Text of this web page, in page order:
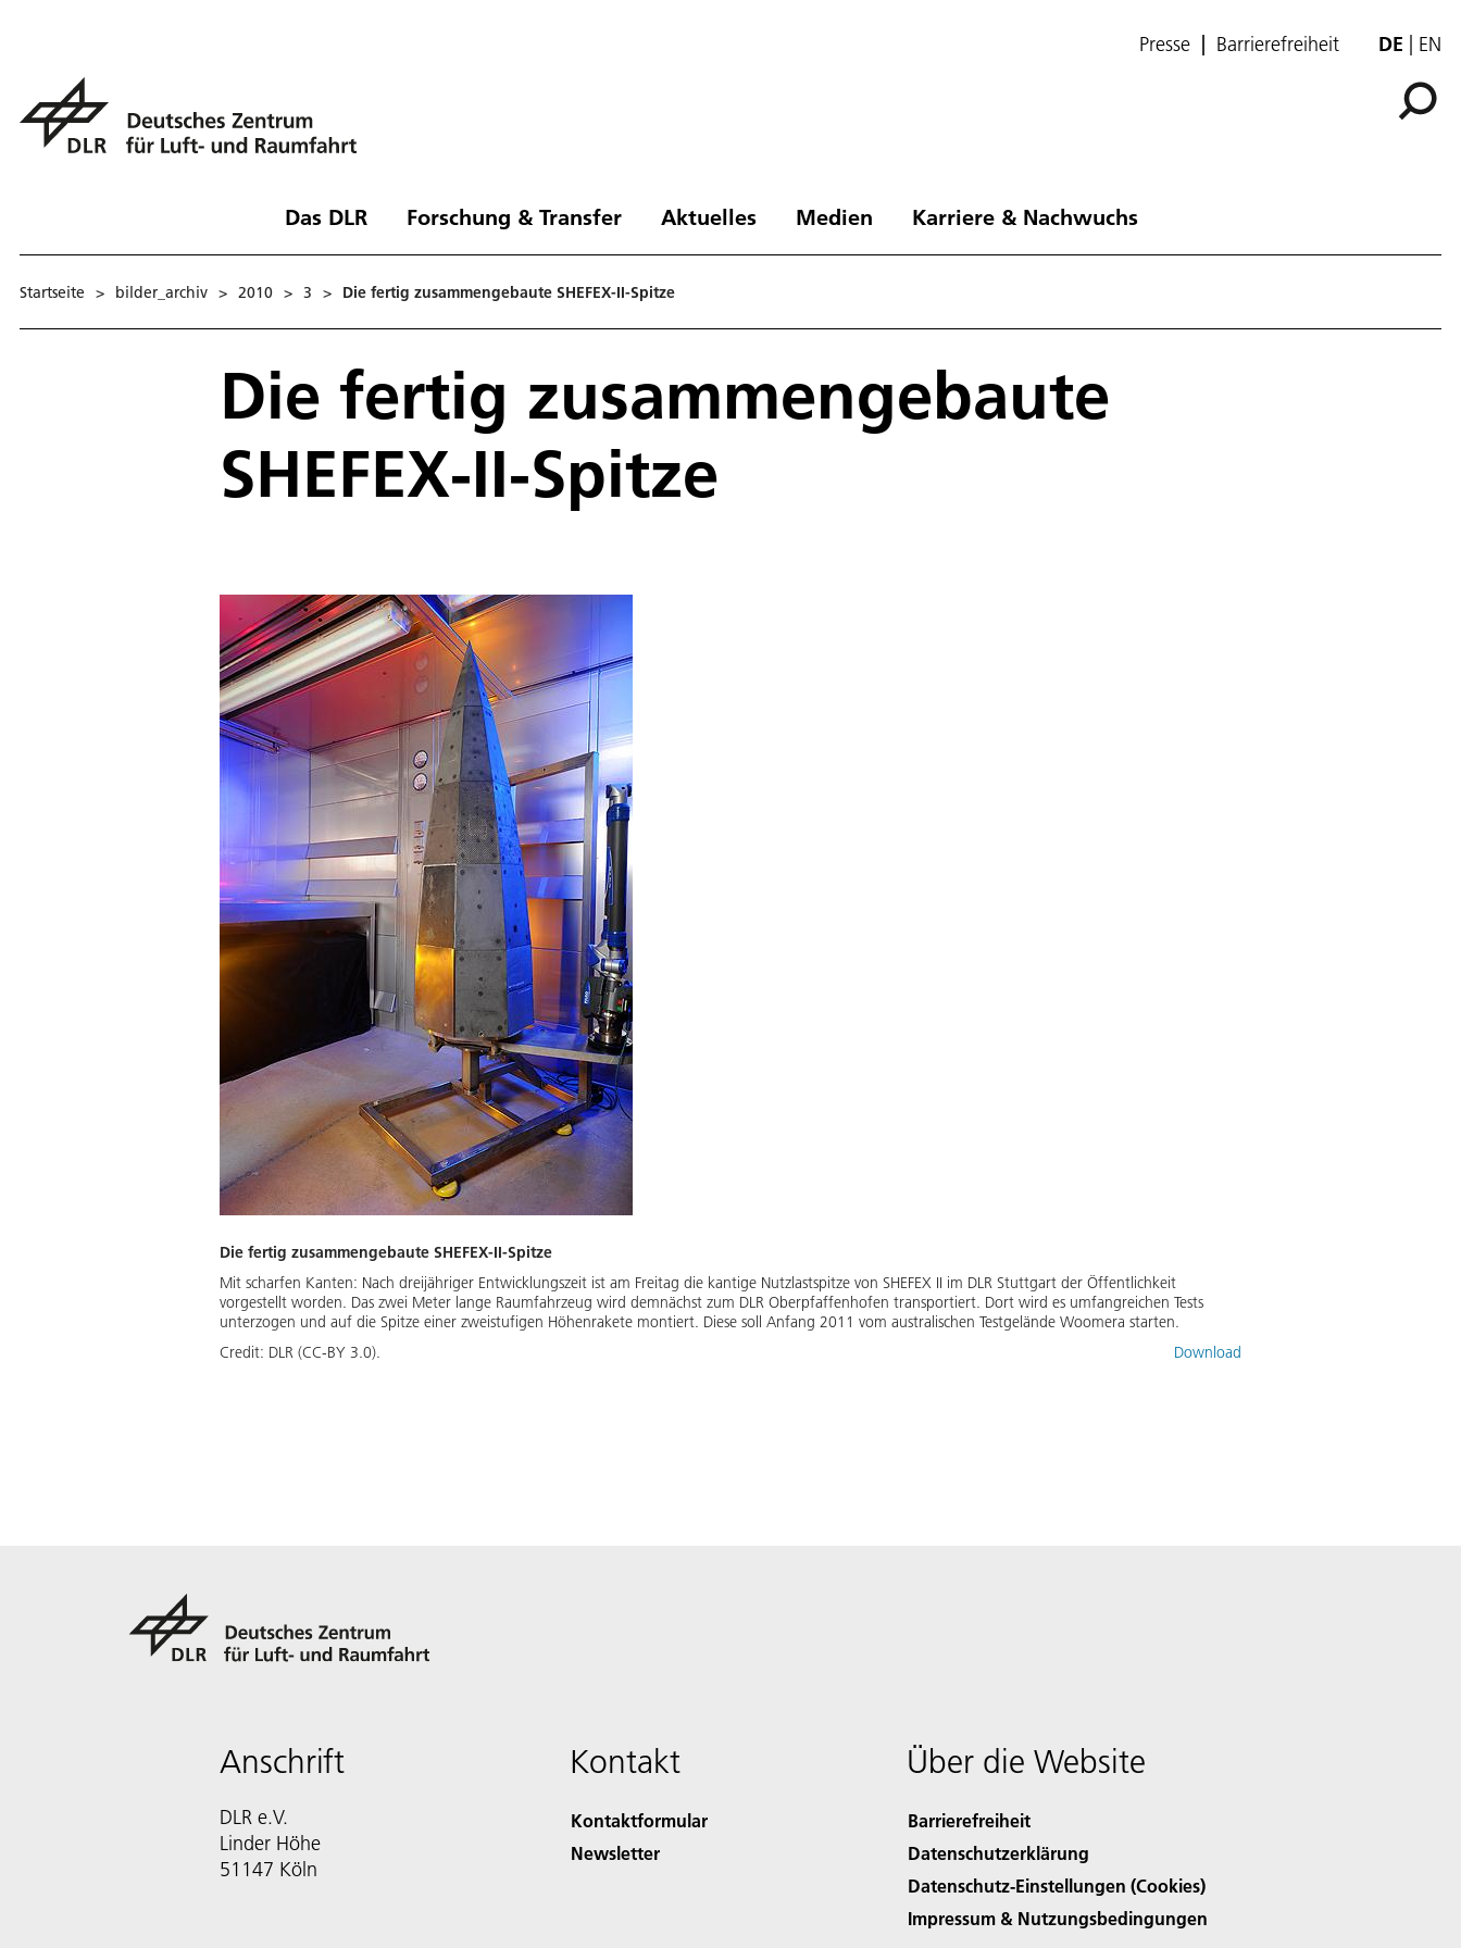
Presse Barrierefreiheit DE EN
Das DLR Forschung & Transfer Aktuelles Medien Karriere & Nachwuchs
Startseite > bilder_archiv > 2010 > 3 > Die fertig zusammengebaute SHEFEX-II-Spitze
Die fertig zusammengebaute
SHEFEX-II-Spitze
Die fertig zusammengebaute SHEFEX-II-Spitze
Mit scharfen Kanten: Nach dreijähriger Entwicklungszeit ist am Freitag die kantige Nutzlastspitze von SHEFEX II im DLR Stuttgart der Öffentlichkeit
vorgestellt worden. Das zwei Meter lange Raumfahrzeug wird demnächst zum DLR Oberpfaffenhofen transportiert. Dort wird es umfangreichen Tests
unterzogen und auf die Spitze einer zweistufigen Höhenrakete montiert. Diese soll Anfang 2011 vom australischen Testgelände Woomera starten.
Credit: DLR (CC-BY 3.0). Download
Anschrift
DLR e.V.
Linder Höhe
51147 Köln
Kontakt
Kontaktformular
Newsletter
Über die Website
Barrierefreiheit
Datenschutzerklärung
Datenschutz-Einstellungen (Cookies)
Impressum & Nutzungsbedingungen